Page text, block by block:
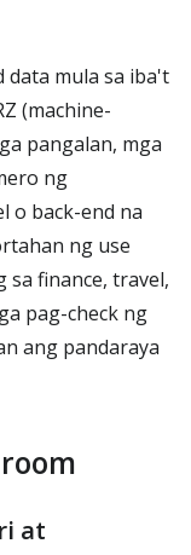
data mula sa iba't
(machine-
pangalan, mga
ng
o back-end na
ng use
sa finance, travel,
pag-check ng
ang pandaraya
at